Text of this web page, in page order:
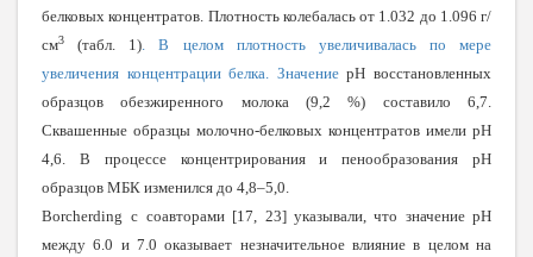
белковых концентратов. Плотность колебалась от 1.032 до 1.096 г/
см3 (табл. 1) . В целом плотность увеличивалась по мере
увеличения концентрации белка. ЗначениеpH восстановленных
образцов обезжиренного молока (9,2 %) составило 6,7.
Сквашенные образцы молочно-белковых концентратов имели pH
4,6. В процессе концентрирования и пенообразования рН
образцов МБК изменился до 4,8–5,0.
Borcherding с соавторами [17, 23] указывали, что значение рН
между 6.0 и 7.0 оказывает незначительное влияние в целом на